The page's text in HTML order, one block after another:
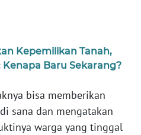
Kepemilikan Tanah,
Baru Sekarang?
bisa memberikan
sana dan mengatakan
warga yang tinggal